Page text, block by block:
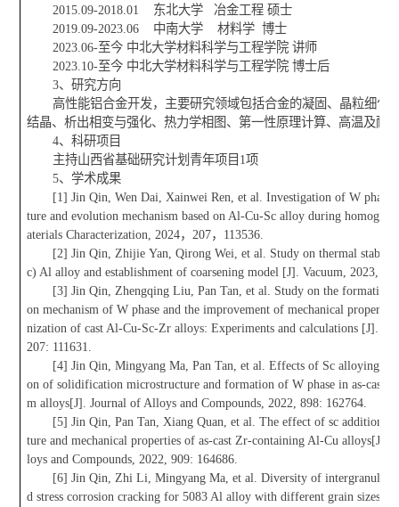
2015.09-2018.01 东北大学 冶金工程 硕士
2019.09-2023.06 中南大学 材料学 博士
2023.06-至今 中北大学材料科学与工程学院 讲师
2023.10-至今 中北大学材料科学与工程学院 博士后
3、研究方向
高性能铝合金开发，主要研究领域包括合金的凝固、晶粒细化
结晶、析出相变与强化、热力学相图、第一性原理计算、高温及耐
4、科研项目
主持山西省基础研究计划青年项目1项
5、学术成果
[1] Jin Qin, Wen Dai, Xainwei Ren, et al. Investigation of W phase
ture and evolution mechanism based on Al-Cu-Sc alloy during
aterials Characterization, 2024，207，113536.
[2] Jin Qin, Zhijie Yan, Qirong Wei, et al. Study on thermal
c) Al alloy and establishment of coarsening model [J]. Vacuum, 2023,
[3] Jin Qin, Zhengqing Liu, Pan Tan, et al. Study on the formation
on mechanism of W phase and the improvement of mechanical
nization of cast Al-Cu-Sc-Zr alloys: Experiments and calculations [J].
207: 111631.
[4] Jin Qin, Mingyang Ma, Pan Tan, et al. Effects of Sc alloying
on of solidification microstructure and formation of W phase in as-cast
m alloys[J]. Journal of Alloys and Compounds, 2022, 898: 162764.
[5] Jin Qin, Pan Tan, Xiang Quan, et al. The effect of sc addition
ture and mechanical properties of as-cast Zr-containing Al-Cu alloys[J].
loys and Compounds, 2022, 909: 164686.
[6] Jin Qin, Zhi Li, Mingyang Ma, et al. Diversity of intergranular
d stress corrosion cracking for 5083 Al alloy with different grain sizes[J].